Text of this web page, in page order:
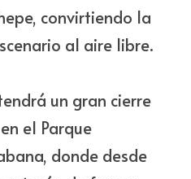
convirtiendo la
al aire libre.
un gran cierre
el Parque
donde desde